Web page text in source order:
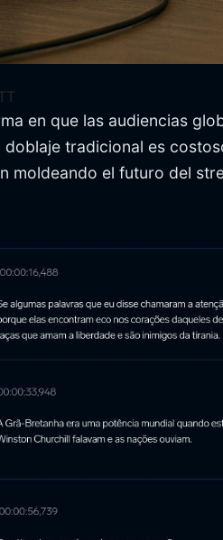
en que las audiencias
tradicional es
moldeando el futuro del